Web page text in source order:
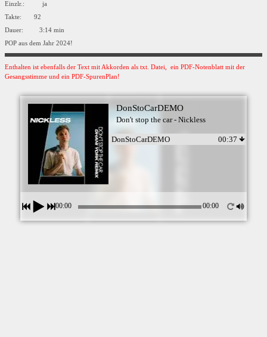
Einzlr.: ja
Takte: 92
Dauer: 3:14 min
POP aus dem Jahr 2024!
Enthalten ist ebenfalls der Text mit Akkorden als txt. Datei, ein PDF-Notenblatt mit der
Gesangsstimme und ein PDF-SpurenPlan!
DonStoCarDEMO
Don't stop the car - Nickless
DonStoCarDEMO 00:37
00:00 00:00